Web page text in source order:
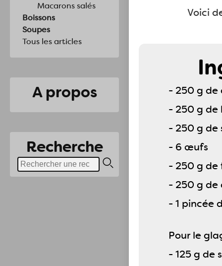
Macarons salés
Boissons
Soupes
Tous les articles
A propos
Recherche
Voici
- 250 g de
- 250 g de
- 250 g de
- 6 œufs
- 250 g de
- 250 g de
- 1 pincée
Pour le
- 125 g de